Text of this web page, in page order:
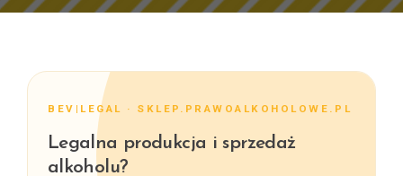
BEV|LEGAL · SKLEP.PRAWOALKOHOLOWE.PL
Legalna produkcja i sprzedaż
alkoholu?